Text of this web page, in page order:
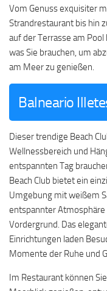
Vom Genuss exquisiter
Strandrestaurant bis hin
auf der Terrasse am
was Sie brauchen, um
am Meer zu genießen.
Balneario
Dieser trendige Beach
Wellnessbereich und
entspannten Tag
Beach Club bietet ein
Umgebung mit weißem
entspannter
Vordergrund. Das
Einrichtungen laden
Momente der Ruhe und
Im Restaurant können